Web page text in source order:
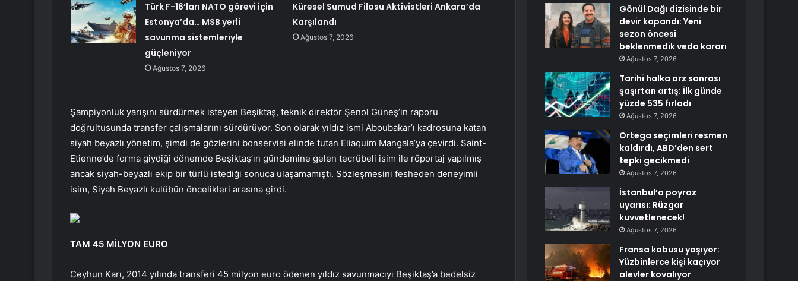
Türk F-16’ları NATO görevi için
Estonya’da… MSB yerli
savunma sistemleriyle
güçleniyor
Ağustos 7, 2026
Küresel Sumud Filosu Aktivistleri Ankara’da
Karşılandı
Ağustos 7, 2026
Şampiyonluk yarışını sürdürmek isteyen Beşiktaş, teknik direktör Şenol Güneş’in raporu
doğrultusunda transfer çalışmalarını sürdürüyor. Son olarak yıldız ismi Aboubakar’ı kadrosuna katan
siyah beyazlı yönetim, şimdi de gözlerini bonservisi elinde tutan Eliaquim Mangala’ya çevirdi. Saint-
Etienne’de forma giydiği dönemde Beşiktaş’ın gündemine gelen tecrübeli isim ile röportaj yapılmış
ancak siyah-beyazlı ekip bir türlü istediği sonuca ulaşamamıştı. Sözleşmesini fesheden deneyimli
isim, Siyah Beyazlı kulübün öncelikleri arasına girdi.
TAM 45 MİLYON EURO
Ceyhun Karı, 2014 yılında transferi 45 milyon euro ödenen yıldız savunmacıyı Beşiktaş’a bedelsiz
Gönül Dağı dizisinde bir
devir kapandı: Yeni
sezon öncesi
beklenmedik veda kararı
Ağustos 7, 2026
Tarihi halka arz sonrası
şaşırtan artış: İlk günde
yüzde 535 fırladı
Ağustos 7, 2026
Ortega seçimleri resmen
kaldırdı, ABD’den sert
tepki gecikmedi
Ağustos 7, 2026
İstanbul’a poyraz
uyarısı: Rüzgar
kuvvetlenecek!
Ağustos 7, 2026
Fransa kabusu yaşıyor:
Yüzbinlerce kişi kaçıyor
alevler kovalıyor